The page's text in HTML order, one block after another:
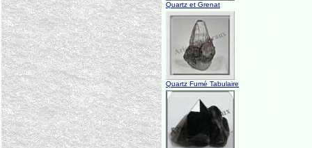
Quartz et Grenat
Quartz Fumé Tabulaire